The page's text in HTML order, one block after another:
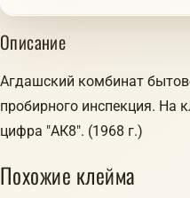
Описание
Агдашский комбинат
пробирного инспекция. На
цифра "АК8". (1968 г.)
Похожие клейма